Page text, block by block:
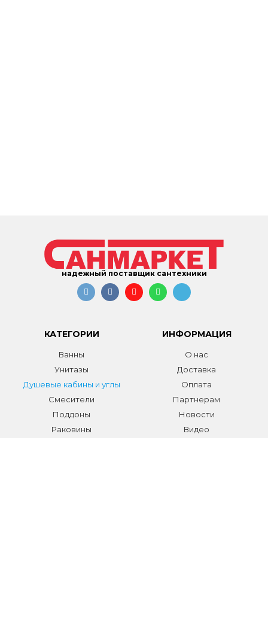
надежный поставщик сантехники
КАТЕГОРИИ
Ванны
Унитазы
Душевые кабины и углы
Смесители
Поддоны
Раковины
ИНФОРМАЦИЯ
О нас
Доставка
Оплата
Партнерам
Новости
Видео